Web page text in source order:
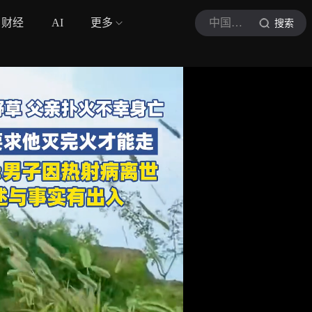
财经 AI 更多 中国吉林网 搜索